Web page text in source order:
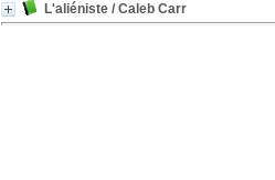
L'aliéniste / Caleb Carr